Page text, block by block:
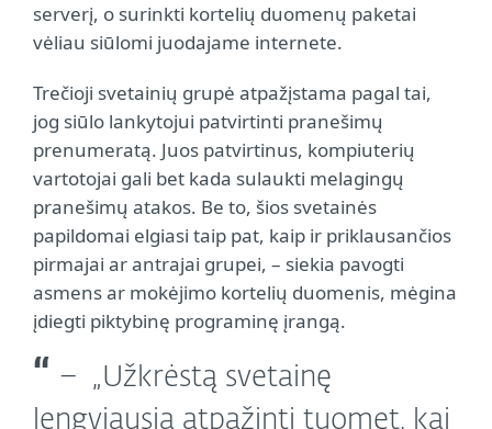
serverį, o surinkti kortelių duomenų paketai
vėliau siūlomi juodajame internete.
Trečioji svetainių grupė atpažįstama pagal tai,
jog siūlo lankytojui patvirtinti pranešimų
prenumeratą. Juos patvirtinus, kompiuterių
vartotojai gali bet kada sulaukti melagingų
pranešimų atakos. Be to, šios svetainės
papildomai elgiasi taip pat, kaip ir priklausančios
pirmajai ar antrajai grupei, – siekia pavogti
asmens ar mokėjimo kortelių duomenis, mėgina
įdiegti piktybinę programinę įrangą.
„Užkrėstą svetainę
lengviausia atpažinti tuomet, kai